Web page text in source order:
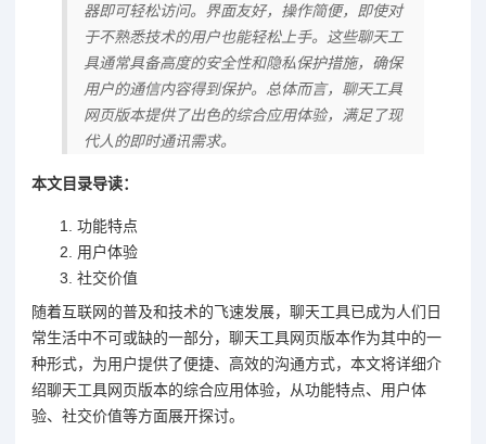
器即可轻松访问。界面友好，操作简便，即使对
于不熟悉技术的用户也能轻松上手。这些聊天工
具通常具备高度的安全性和隐私保护措施，确保
用户的通信内容得到保护。总体而言，聊天工具
网页版本提供了出色的综合应用体验，满足了现
代人的即时通讯需求。
本文目录导读：
功能特点
用户体验
社交价值
随着互联网的普及和技术的飞速发展，聊天工具已成为人们日
常生活中不可或缺的一部分，聊天工具网页版本作为其中的一
种形式，为用户提供了便捷、高效的沟通方式，本文将详细介
绍聊天工具网页版本的综合应用体验，从功能特点、用户体
验、社交价值等方面展开探讨。